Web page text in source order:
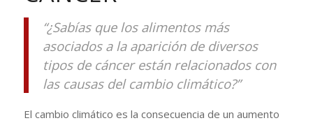
“¿Sabías que los alimentos más
asociados a la aparición de diversos
tipos de cáncer están relacionados con
las causas del cambio climático?”
El cambio climático es la consecuencia de un aumento